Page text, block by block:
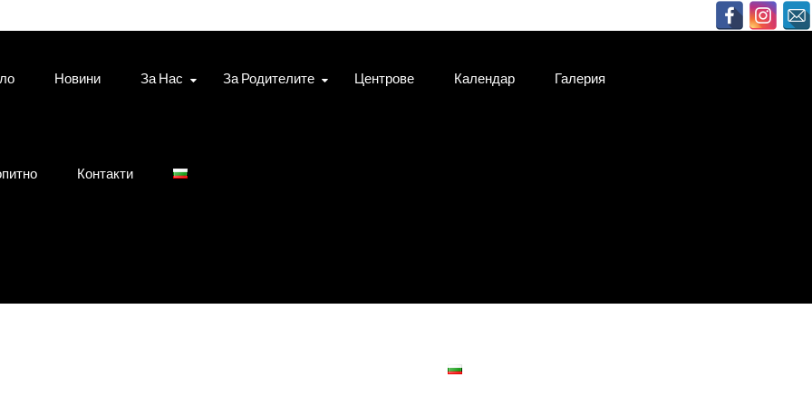
Новини За Нас За Родителите Центрове Календар Галерия
Контакти